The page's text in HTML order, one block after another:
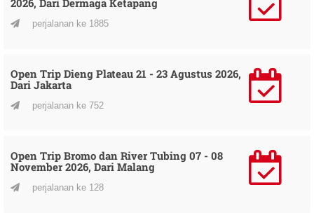
perjalanan ke 1885
Open Trip Dieng Plateau 21 - 23 Agustus 2026,
Dari Jakarta
perjalanan ke 752
Open Trip Bromo dan River Tubing 07 - 08
November 2026, Dari Malang
perjalanan ke 128